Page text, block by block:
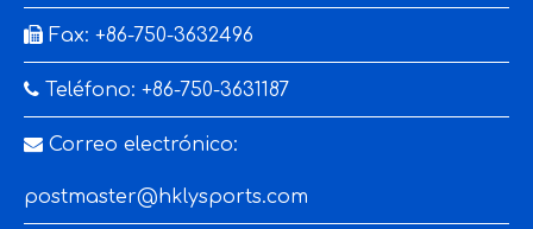
 Fax: +86-750-3632496
 Teléfono: +86-750-3631187
 Correo electrónico:
postmaster@hklysports.com